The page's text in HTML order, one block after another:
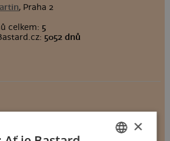
, Praha 2
celkem: 5
5052 dnů
×